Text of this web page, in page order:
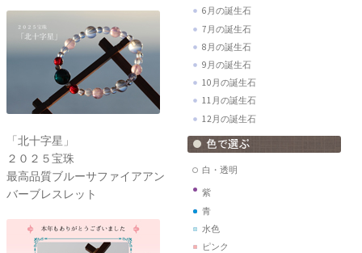
「北十字星」
２０２５宝珠
最高品質ブルーサファイアアン
バーブレスレット
6月の誕生石
7月の誕生石
8月の誕生石
9月の誕生石
10月の誕生石
11月の誕生石
12月の誕生石
白・透明
紫
青
水色
ピンク